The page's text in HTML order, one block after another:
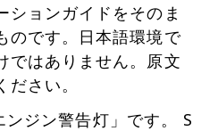
ションガイドをそのま
のです。日本語環境で
ではありません。原文
さい。
ジン警告灯」です。 S